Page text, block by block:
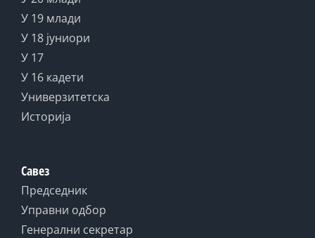
У 19 млади
У 18 јуниори
У 17
У 16 кадети
Универзитетска
Историја
Савез
Председник
Управни одбор
Генерални секретар